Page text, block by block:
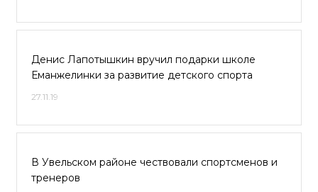
Денис Лапотышкин вручил подарки школе
Еманжелинки за развитие детского спорта
27.11.19
В Увельском районе чествовали спортсменов и
тренеров